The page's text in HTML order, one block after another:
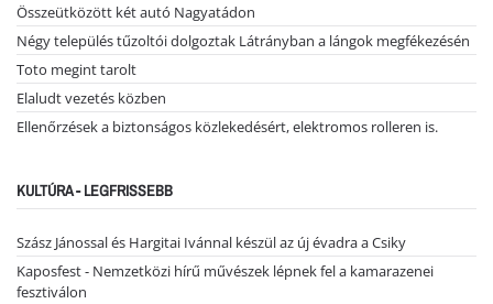
Összeütközött két autó Nagyatádon
Négy település tűzoltói dolgoztak Látrányban a lángok megfékezésén
Toto megint tarolt
Elaludt vezetés közben
Ellenőrzések a biztonságos közlekedésért, elektromos rolleren is.
KULTÚRA - LEGFRISSEBB
Szász Jánossal és Hargitai Ivánnal készül az új évadra a Csiky
Kaposfest - Nemzetközi hírű művészek lépnek fel a kamarazenei
fesztiválon